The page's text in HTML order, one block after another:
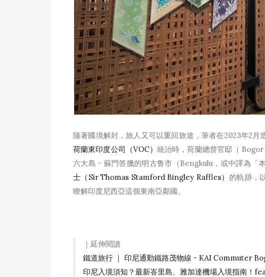
隨著國境解封，旅人又可以重回旅途，筆者在2023年2
荷蘭東印度公司（VOC） 統治時，荷蘭總督官邸（
六大島 - 蘇門答臘的明古鲁市（Bengkulu，或中譯為「
士（Sir Thomas Stamford Bingley Raffles） 的軌跡，
瞭解印度尼西亞這個東南亞鄰國。
｜延伸閱讀
鐵道旅行 ｜ 印尼通勤鐵路茂物線 - KAI Commuter
印尼入境須知？最新峇里島、雅加達機場入境指南！